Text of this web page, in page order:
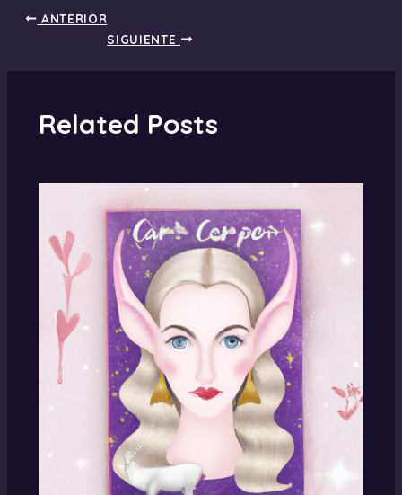
ANTERIOR
SIGUIENTE
Related Posts